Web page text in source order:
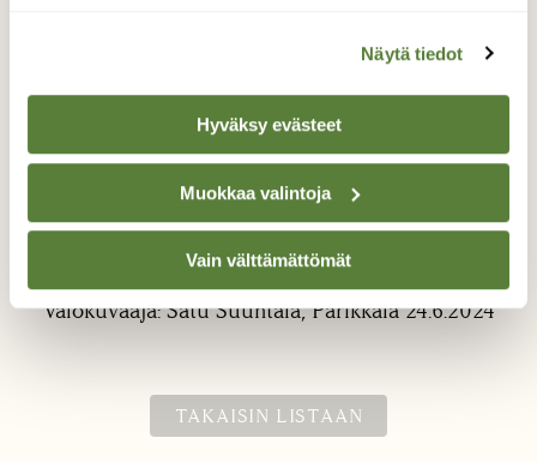
Näytä tiedot
Hyväksy evästeet
Muokkaa valintoja
Vain välttämättömät
Tumma sisilisko 1
Tumma sisilisko puuportaalla.
Valokuvaaja: Satu Suuntala, Parikkala 24.6.2024
TAKAISIN LISTAAN